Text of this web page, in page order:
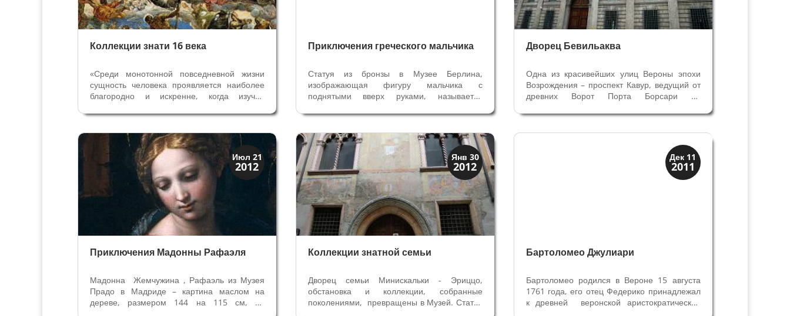
Коллекции знати 16 века
«Среди монотонной повседневной жизни
сущность человека проявляется наиболее
благородно и искренне, когда изучая
веков, разум освещается лучом знаний.
и непонятные явления природы и...
Июл 21
2012
Искусство
Тайны картин
Приключения Мадонны Рафаэля
Мадонна Жемчужина , Рафаэль из Музея
Прадо в Мадриде – картина маслом на
дереве, размером 144 на 115 см, на
Приключения греческого мальчика
Статуя из бронзы в Музее Берлина,
изображающая фигуру мальчика с
поднятыми вверх руками, называется
латинского слова теперь оратория — место
красноречивый человек). Высота статуи 1
метр 28 см, создана она...
Янв 30
2012
Искусство
Коллекции знати
Коллекции знатной семьи
Дворец семьи Минискальки - Эриццо,
обстановка и коллекции, собранные
поколениями, превращены в Музей. Статья
Дворец Бевильаква
Одна из красивейших улиц Вероны эпохи
Возрождения – проспект Кавур, ведущий от
древних Ворот Порта Борсари до
украшена великолепным Дворцом знатной
Дек 11
2011
Бартоломео Джулиари
Бартоломео родился в Вероне 15 августа
1761 года, его отец Федерико принадлежал
к древней веронской аристократической